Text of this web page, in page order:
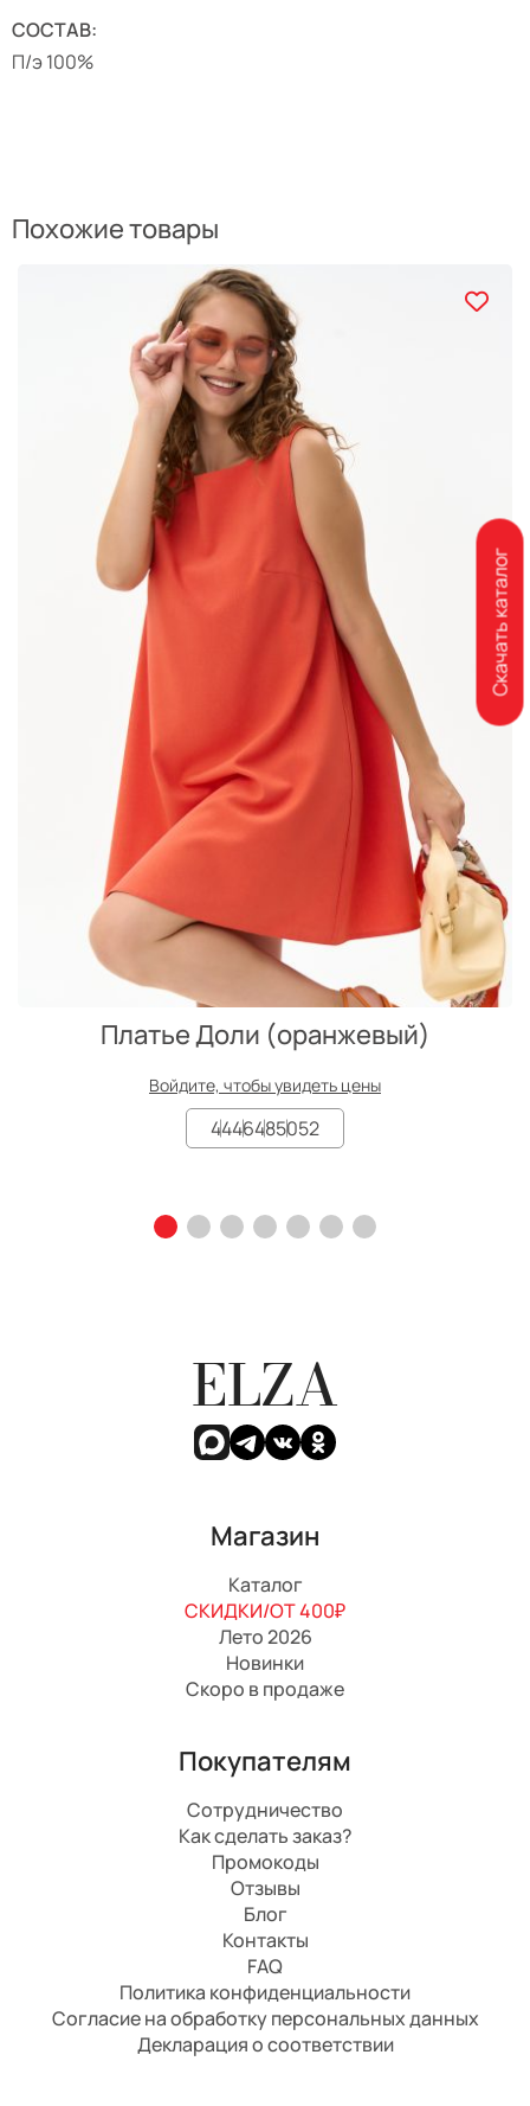
СОСТАВ:
П/э 100%
Похожие товары
Платье Доли (оранжевый)
Войдите, чтобы увидеть цены
4446485052
ELZA
Магазин
Каталог
СКИДКИ/ОТ 400₽
Лето 2026
Новинки
Скоро в продаже
Покупателям
Сотрудничество
Как сделать заказ?
Промокоды
Отзывы
Блог
Контакты
FAQ
Политика конфиденциальности
Согласие на обработку персональных данных
Декларация о соответствии
Скачать каталог